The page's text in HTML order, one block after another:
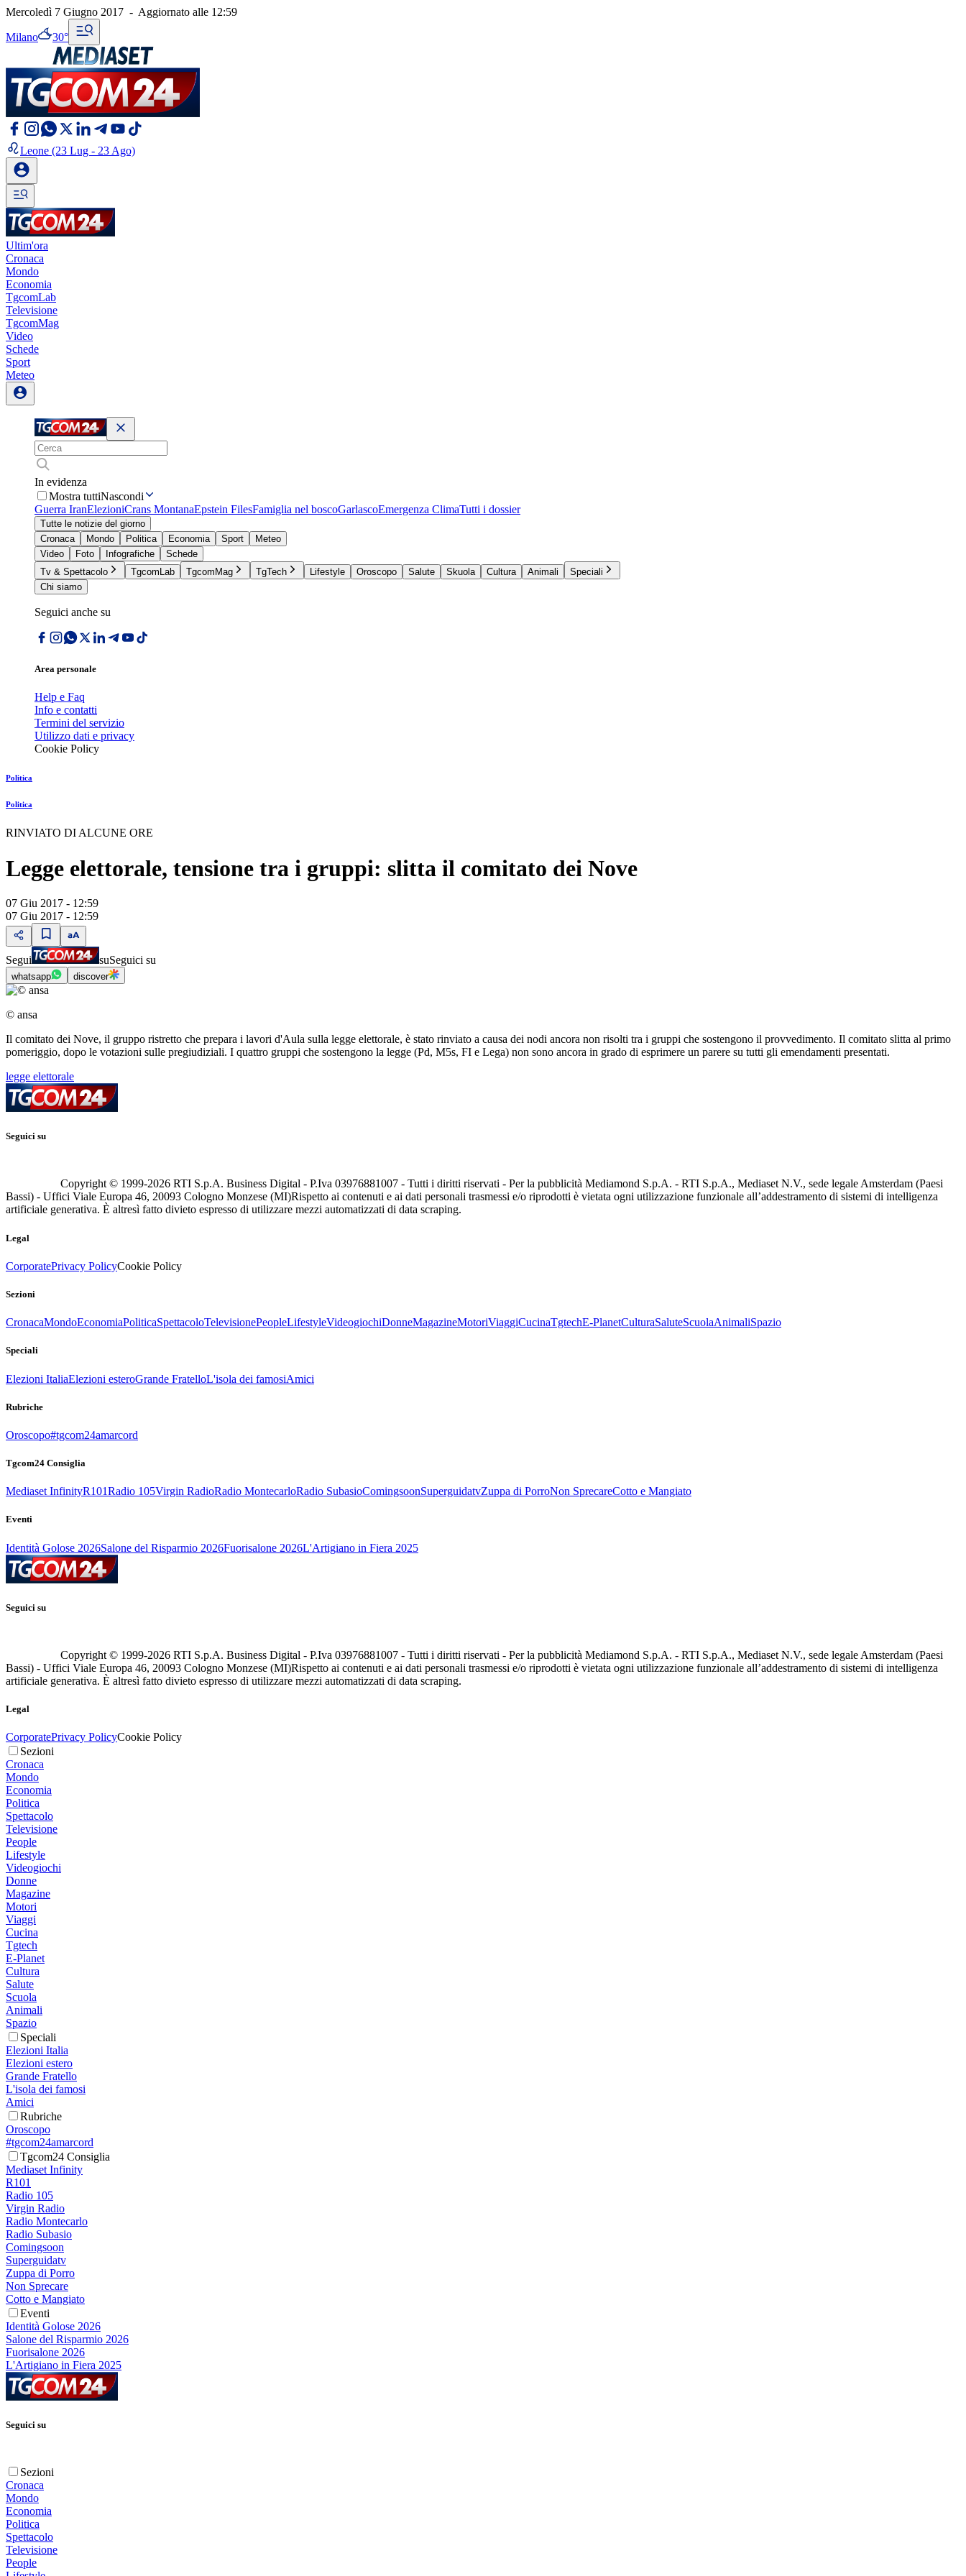
Mercoledì 7 Giugno 2017 - Aggiornato alle 12:59
Milano 30°
Leone (23 Lug - 23 Ago)
Ultim'ora
Cronaca
Mondo
Economia
TgcomLab
Televisione
TgcomMag
Video
Schede
Sport
Meteo
In evidenza
Mostra tuttiNascondi
Guerra IranElezioniCrans MontanaEpstein FilesFamiglia nel boscoGarlascoEmergenza ClimaTutti i dossier
Tutte le notizie del giorno
Cronaca
Mondo Politica Economia Sport
Meteo
Video
Foto Infografiche
Schede
Tv & Spettacolo
TgcomLab TgcomMag TgTech Lifestyle Oroscopo Salute Skuola Cultura Animali
Speciali
Chi siamo
Seguici anche su
Area personale
Help e Faq
Info e contatti
Termini del servizio
Utilizzo dati e privacy
Cookie Policy
Politica
Politica
RINVIATO DI ALCUNE ORE
Legge elettorale, tensione tra i gruppi: slitta il comitato dei Nove
07 Giu 2017 - 12:59
07 Giu 2017 - 12:59
Segui suSeguici su
whatsapp discover
© ansa
Il comitato dei Nove, il gruppo ristretto che prepara i lavori d'Aula sulla legge elettorale, è stato rinviato a causa dei nodi ancora non risolti tra i gruppi che sostengono il provvedimento. Il comitato slitta al primo
pomeriggio, dopo le votazioni sulle pregiudiziali. I quattro gruppi che sostengono la legge (Pd, M5s, FI e Lega) non sono ancora in grado di esprimere un parere su tutti gli emendamenti presentati.
legge elettorale
Seguici su
Copyright © 1999-2026 RTI S.p.A. Business Digital - P.Iva 03976881007 - Tutti i diritti riservati - Per la pubblicità Mediamond S.p.A. - RTI S.p.A., Mediaset N.V., sede legale Amsterdam (Paesi
Bassi) - Uffici Viale Europa 46, 20093 Cologno Monzese (MI)Rispetto ai contenuti e ai dati personali trasmessi e/o riprodotti è vietata ogni utilizzazione funzionale all’addestramento di sistemi di intelligenza
artificiale generativa. È altresì fatto divieto espresso di utilizzare mezzi automatizzati di data scraping.
Legal
CorporatePrivacy PolicyCookie Policy
Sezioni
CronacaMondoEconomiaPoliticaSpettacoloTelevisionePeopleLifestyleVideogiochiDonneMagazineMotoriViaggiCucinaTgtechE-PlanetCulturaSaluteScuolaAnimaliSpazio
Speciali
Elezioni ItaliaElezioni esteroGrande FratelloL'isola dei famosiAmici
Rubriche
Oroscopo#tgcom24amarcord
Tgcom24 Consiglia
Mediaset InfinityR101Radio 105Virgin RadioRadio MontecarloRadio SubasioComingsoonSuperguidatvZuppa di PorroNon SprecareCotto e Mangiato
Eventi
Identità Golose 2026Salone del Risparmio 2026Fuorisalone 2026L'Artigiano in Fiera 2025
Seguici su
Copyright © 1999-2026 RTI S.p.A. Business Digital - P.Iva 03976881007 - Tutti i diritti riservati - Per la pubblicità Mediamond S.p.A. - RTI S.p.A., Mediaset N.V., sede legale Amsterdam (Paesi
Bassi) - Uffici Viale Europa 46, 20093 Cologno Monzese (MI)Rispetto ai contenuti e ai dati personali trasmessi e/o riprodotti è vietata ogni utilizzazione funzionale all’addestramento di sistemi di intelligenza
artificiale generativa. È altresì fatto divieto espresso di utilizzare mezzi automatizzati di data scraping.
Legal
CorporatePrivacy PolicyCookie Policy
Sezioni
Cronaca
Mondo
Economia
Politica
Spettacolo
Televisione
People
Lifestyle
Videogiochi
Donne
Magazine
Motori
Viaggi
Cucina
Tgtech
E-Planet
Cultura
Salute
Scuola
Animali
Spazio
Speciali
Elezioni Italia
Elezioni estero
Grande Fratello
L'isola dei famosi
Amici
Rubriche
Oroscopo
#tgcom24amarcord
Tgcom24 Consiglia
Mediaset Infinity
R101
Radio 105
Virgin Radio
Radio Montecarlo
Radio Subasio
Comingsoon
Superguidatv
Zuppa di Porro
Non Sprecare
Cotto e Mangiato
Eventi
Identità Golose 2026
Salone del Risparmio 2026
Fuorisalone 2026
L'Artigiano in Fiera 2025
Seguici su
Sezioni
Cronaca
Mondo
Economia
Politica
Spettacolo
Televisione
People